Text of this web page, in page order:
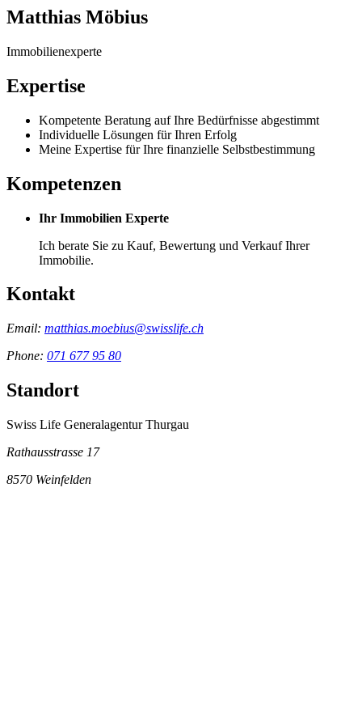
Matthias Möbius
Immobilienexperte
Expertise
Kompetente Beratung auf Ihre Bedürfnisse abgestimmt
Individuelle Lösungen für Ihren Erfolg
Meine Expertise für Ihre finanzielle Selbstbestimmung
Kompetenzen
Ihr Immobilien Experte
Ich berate Sie zu Kauf, Bewertung und Verkauf Ihrer
Immobilie.
Kontakt
Email: matthias.moebius@swisslife.ch
Phone: 071 677 95 80
Standort
Swiss Life Generalagentur Thurgau
Rathausstrasse 17
8570 Weinfelden